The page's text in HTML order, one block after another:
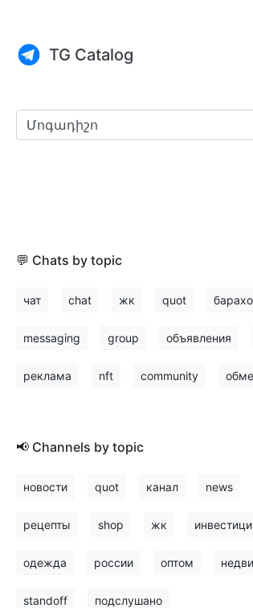
TG Catalog
💬 Chats by topic
чат chat жк quot
messaging group объявления
реклама nft community
📢 Channels by topic
новости quot канал news
рецепты shop жк
одежда россии оптом
standoff подслушано